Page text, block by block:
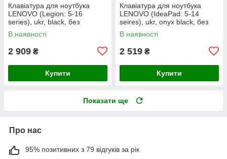
Клавіатура для ноутбука
LENOVO (Legion: 5-16
series), ukr, black, без
фрейма, підсвічування
клавіш
В наявності
2 909 ₴
Купити
Клавіатура для ноутбука
LENOVO (IdeaPad: 5-14
seires), ukr, onyx black, без
фрейму, підсвічування клавіш
(copilot)
В наявності
2 519 ₴
Купити
Показати ще
Про нас
95% позитивних з 79 відгуків за рік